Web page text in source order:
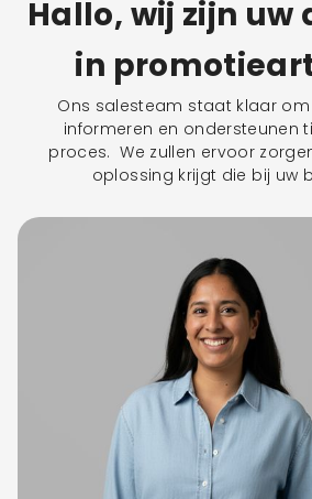
Hallo, wij zijn uw
in
Ons salesteam staat klaar
informeren en ondersteunen
proces. We zullen ervoor
oplossing krijgt die bij uw